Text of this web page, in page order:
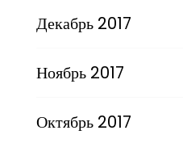
Декабрь 2017
Ноябрь 2017
Октябрь 2017